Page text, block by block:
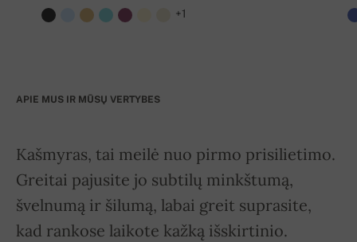
+1
APIE MUS IR MŪSŲ VERTYBES
Kašmyras, tai meilė nuo pirmo prisilietimo.
Greitai pajusite jo subtilų minkštumą,
švelnumą ir šilumą, labai greit suprasite,
kad rankose laikote kažką išskirtinio.